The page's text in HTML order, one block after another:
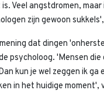
Veel angstdromen,
zijn gewoon
dat dingen
psycholoog. 'Mensen
kun je wel zeggen ik
in het huidige moment',